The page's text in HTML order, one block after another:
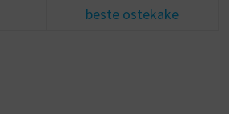
beste ostekake